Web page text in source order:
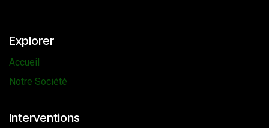
Explorer
Accueil
Notre Société
Interventions